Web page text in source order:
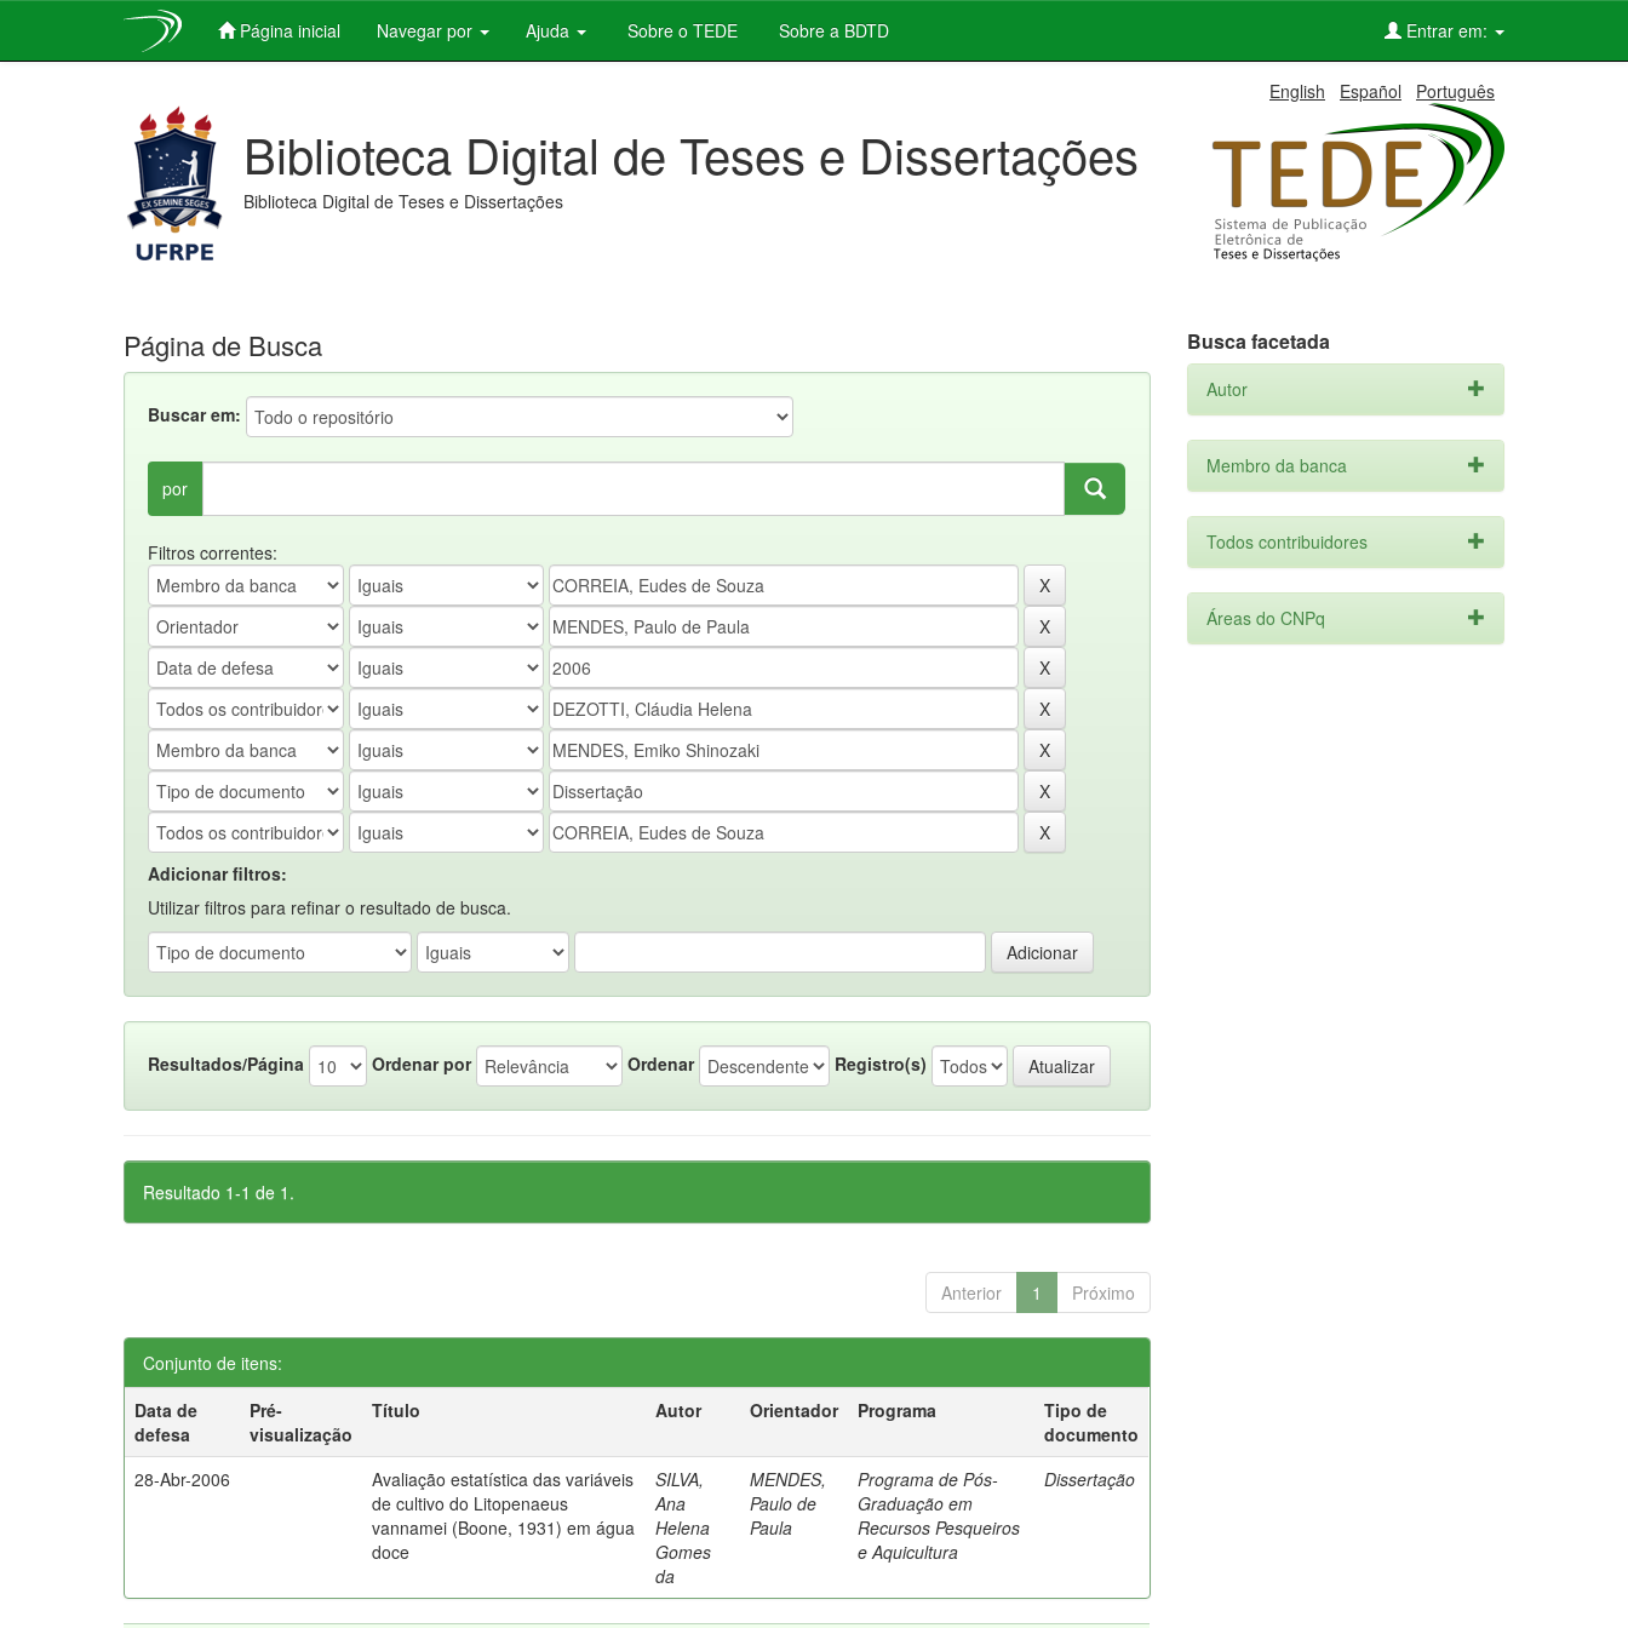
Página inicial Navegar por Ajuda Sobre o TEDE Sobre a BDTD Entrar em:
English Español Português
Biblioteca Digital de Teses e Dissertações
Biblioteca Digital de Teses e Dissertações
Página de Busca
Buscar em:
por
Filtros correntes:
Adicionar filtros:
Utilizar filtros para refinar o resultado de busca.
Resultados/Página Ordenar por Ordenar Registro(s)
Resultado 1-1 de 1.
Anterior 1 Próximo
Conjunto de itens:
Data de
defesa
Pré-
visualização
Título Autor Orientador Programa
Tipo de
documento
28-Abr-2006
Avaliação estatística das variáveis
de cultivo do Litopenaeus
vannamei (Boone, 1931) em água
doce
SILVA,
Ana
Helena
Gomes
da
MENDES,
Paulo de
Paula
Programa de Pós-
Graduação em
Recursos Pesqueiros
e Aquicultura
Dissertação
Busca facetada
Autor
Membro da banca
Todos contribuidores
Áreas do CNPq